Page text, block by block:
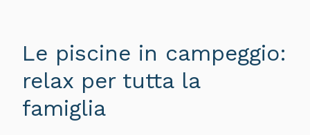
Le piscine in campeggio:
relax per tutta la
famiglia